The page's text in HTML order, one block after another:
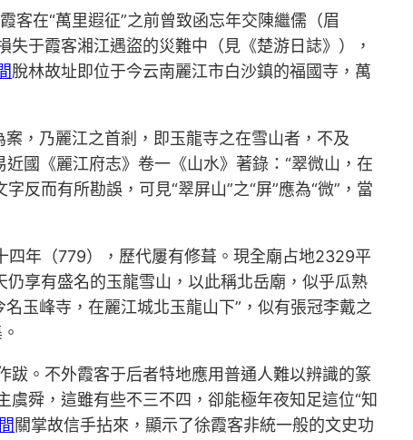
客在“萬里遐征”之前曾致函忘年交陳繼儒（眉
于霞客湘江遇盜的災難中（見《楚游日誌》），
脫林故址即位于今云南麗江市白沙鎮的福國寺，萬
，乃麗江之首剎，即玉龍寺之在雪山者，不及
國《麗江府志》卷一《山水》著錄：“翠微山，在
反而有所勘誤，可見“翠屏山”之“屏”應為“微”，當
四年（779），歷代屢有修葺。現全廟占地2329平
享有盛名的玉龍雪山，以此稱北岳廟，似乎瓜熟
玉峰寺，在麗江城北玉龍山下”，似有張冠李戴之
。不外霞客于后者特地應用普通人難以辨識的篆
虞舜，這雖有些不三不四，卻能極年夜知足這位“知
關掌故信手拈來，顯示了徐霞客非統一般的文史功